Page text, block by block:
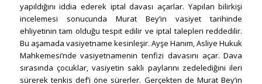
yapıldığını iddia ederek iptal davası açarlar. Yapılan bilirkişi
incelemesi sonucunda Murat Bey’in vasiyet tarihinde
ehliyetinin tam olduğu tespit edilir ve iptal talepleri reddedilir.
Bu aşamada vasiyetname kesinleşir. Ayşe Hanım, Asliye Hukuk
Mahkemesi’nde vasiyetnamenin tenfizi davasını açar. Dava
sırasında çocuklar, vasiyetin saklı paylarını zedelediğini ileri
sürerek tenkis def’i öne sürerler. Gerçekten de Murat Bey’in